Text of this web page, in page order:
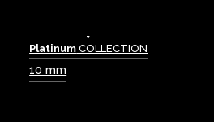
Platinum COLLECTION
10 mm